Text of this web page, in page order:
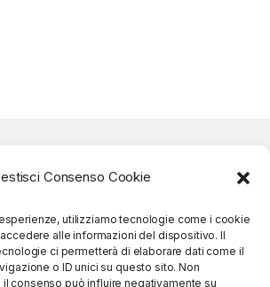
Consenso Cookie
utilizziamo tecnologie come i cookie
alle informazioni del dispositivo. Il
ci permetterà di elaborare dati come il
o ID unici su questo sito. Non
il consenso può influire negativamente su